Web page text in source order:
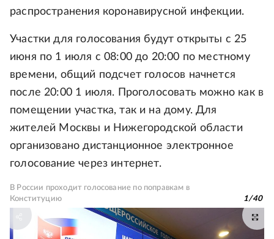
распространения коронавирусной инфекции.
Участки для голосования будут открыты с 25
июня по 1 июля с 08:00 до 20:00 по местному
времени, общий подсчет голосов начнется
после 20:00 1 июля. Проголосовать можно как в
помещении участка, так и на дому. Для
жителей Москвы и Нижегородской области
организовано дистанционное электронное
голосование через интернет.
В России проходит голосование по поправкам в
Конституцию
1/40